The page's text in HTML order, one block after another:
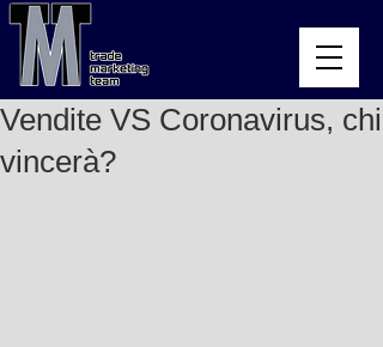
Vendite VS Coronavirus, chi
vincerà?